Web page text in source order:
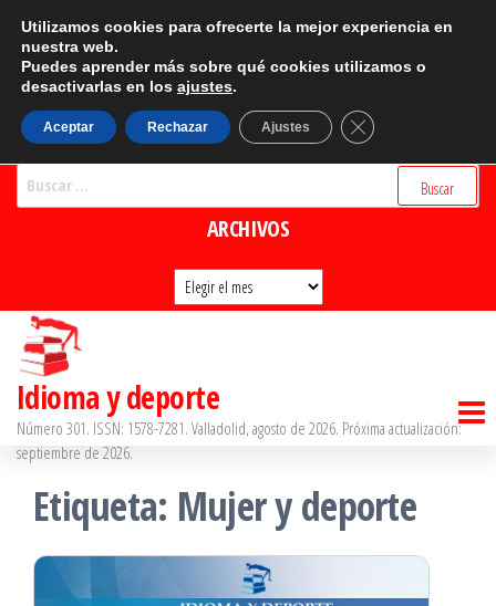
Saltar
contenido
CATEGORÍAS
Categorías
BUSCADOR
ARCHIVOS
Archivos
Idioma y deporte
Número 301. ISSN: 1578-7281. Valladolid, agosto de 2026. Próxima actualización:
septiembre de 2026.
Etiqueta: Mujer y deporte
Utilizamos cookies para ofrecerte la mejor experiencia en
nuestra web.
Puedes aprender más sobre qué cookies utilizamos o
desactivarlas en los ajustes.
Aceptar Rechazar Ajustes Cerrar el banner